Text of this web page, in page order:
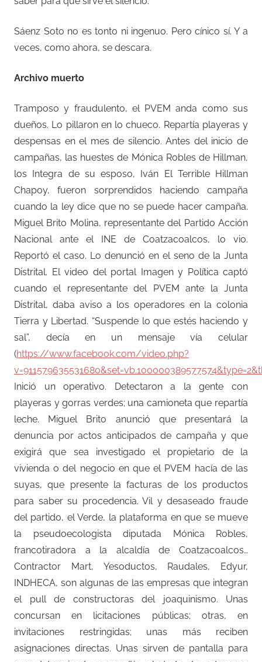
Sáenz Soto no es tonto ni ingenuo. Pero cínico sí. Y a
veces, como ahora, se descara.
Archivo muerto
Tramposo y fraudulento, el PVEM anda como sus
dueños. Lo pillaron en lo chueco. Repartía playeras y
despensas en el mes de silencio. Antes del inicio de
campañas, las huestes de Mónica Robles de Hillman,
los Integra de su esposo, Iván El Terrible Hillman
Chapoy, fueron sorprendidos haciendo campaña
cuando la ley dice que no se puede hacer campaña.
Miguel Brito Molina, representante del Partido Acción
Nacional ante el INE de Coatzacoalcos, lo vio.
Reportó el caso. Lo denunció en el seno de la Junta
Distrital. El video del portal Imagen y Política captó
cuando el representante del PVEM ante la Junta
Distrital, daba aviso a los operadores en la colonia
Tierra y Libertad. “Suspende lo que estés haciendo y
sal”, decía en un mensaje vía celular
(https://www.facebook.com/video.php?
Inició un operativo. Detectaron a la gente con
playeras y gorras verdes; una camioneta que repartía
leche. Miguel Brito anunció que presentará la
denuncia por actos anticipados de campaña y que
exigirá que sea investigado el propietario de la
vivienda o del negocio en que el PVEM hacía de las
suyas, que presente la facturas de los productos
para saber su procedencia. Vil y desaseado fraude
del partido, el Verde, la plataforma en que se mueve
la pseudoecologista diputada Mónica Robles,
francotiradora a la alcaldía de Coatzacoalcos…
Contractor Mart, Yesoductos, Raudales, Edyur,
INDHECA, son algunas de las empresas que integran
el pull de constructoras del joaquinismo. Unas
concursan en licitaciones públicas; otras, en
invitaciones restringidas; unas más reciben
asignaciones directas. Unas sirven de pantalla para